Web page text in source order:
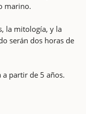
marino.
la mitología, y la
serán dos horas de
partir de 5 años.